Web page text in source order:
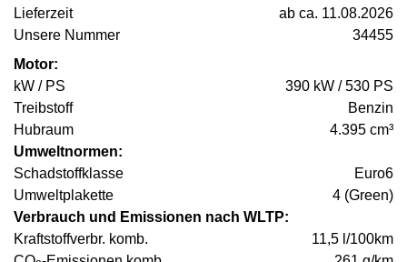
Lieferzeit
ab ca. 11.08.2026
Unsere Nummer
34455
Motor:
kW / PS
390 kW / 530 PS
Treibstoff
Benzin
Hubraum
4.395 cm³
Umweltnormen:
Schadstoffklasse
Euro6
Umweltplakette
4 (Green)
Verbrauch und Emissionen nach WLTP:
Kraftstoffverbr. komb.
11,5 l/100km